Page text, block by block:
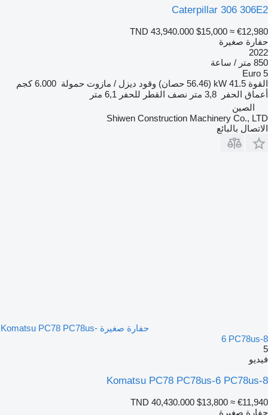
Caterpillar 306
TND 43,940.000 $15,000 ≈
صغيرة
ساعة
41.5 kW (56.46 حصان) وقود ديزل / مازوت حمولة 6.000 كجم
الحفر 3,8 متر نصف القطر للحفر 6,1 متر
الصين
Shiwen Construction Machinery Co.,
بالبائع
حفارة صغيرة Komatsu PC78 PC78us-
6
Komatsu PC78 PC78us-6
TND 40,430.000 $13,800 ≈
صغيرة